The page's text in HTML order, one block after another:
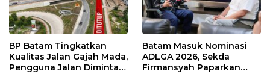
BP Batam Tingkatkan
Kualitas Jalan Gajah Mada,
Pengguna Jalan Diminta
Batam Masuk Nominasi
ADLGA 2026, Sekda
Firmansyah Paparkan